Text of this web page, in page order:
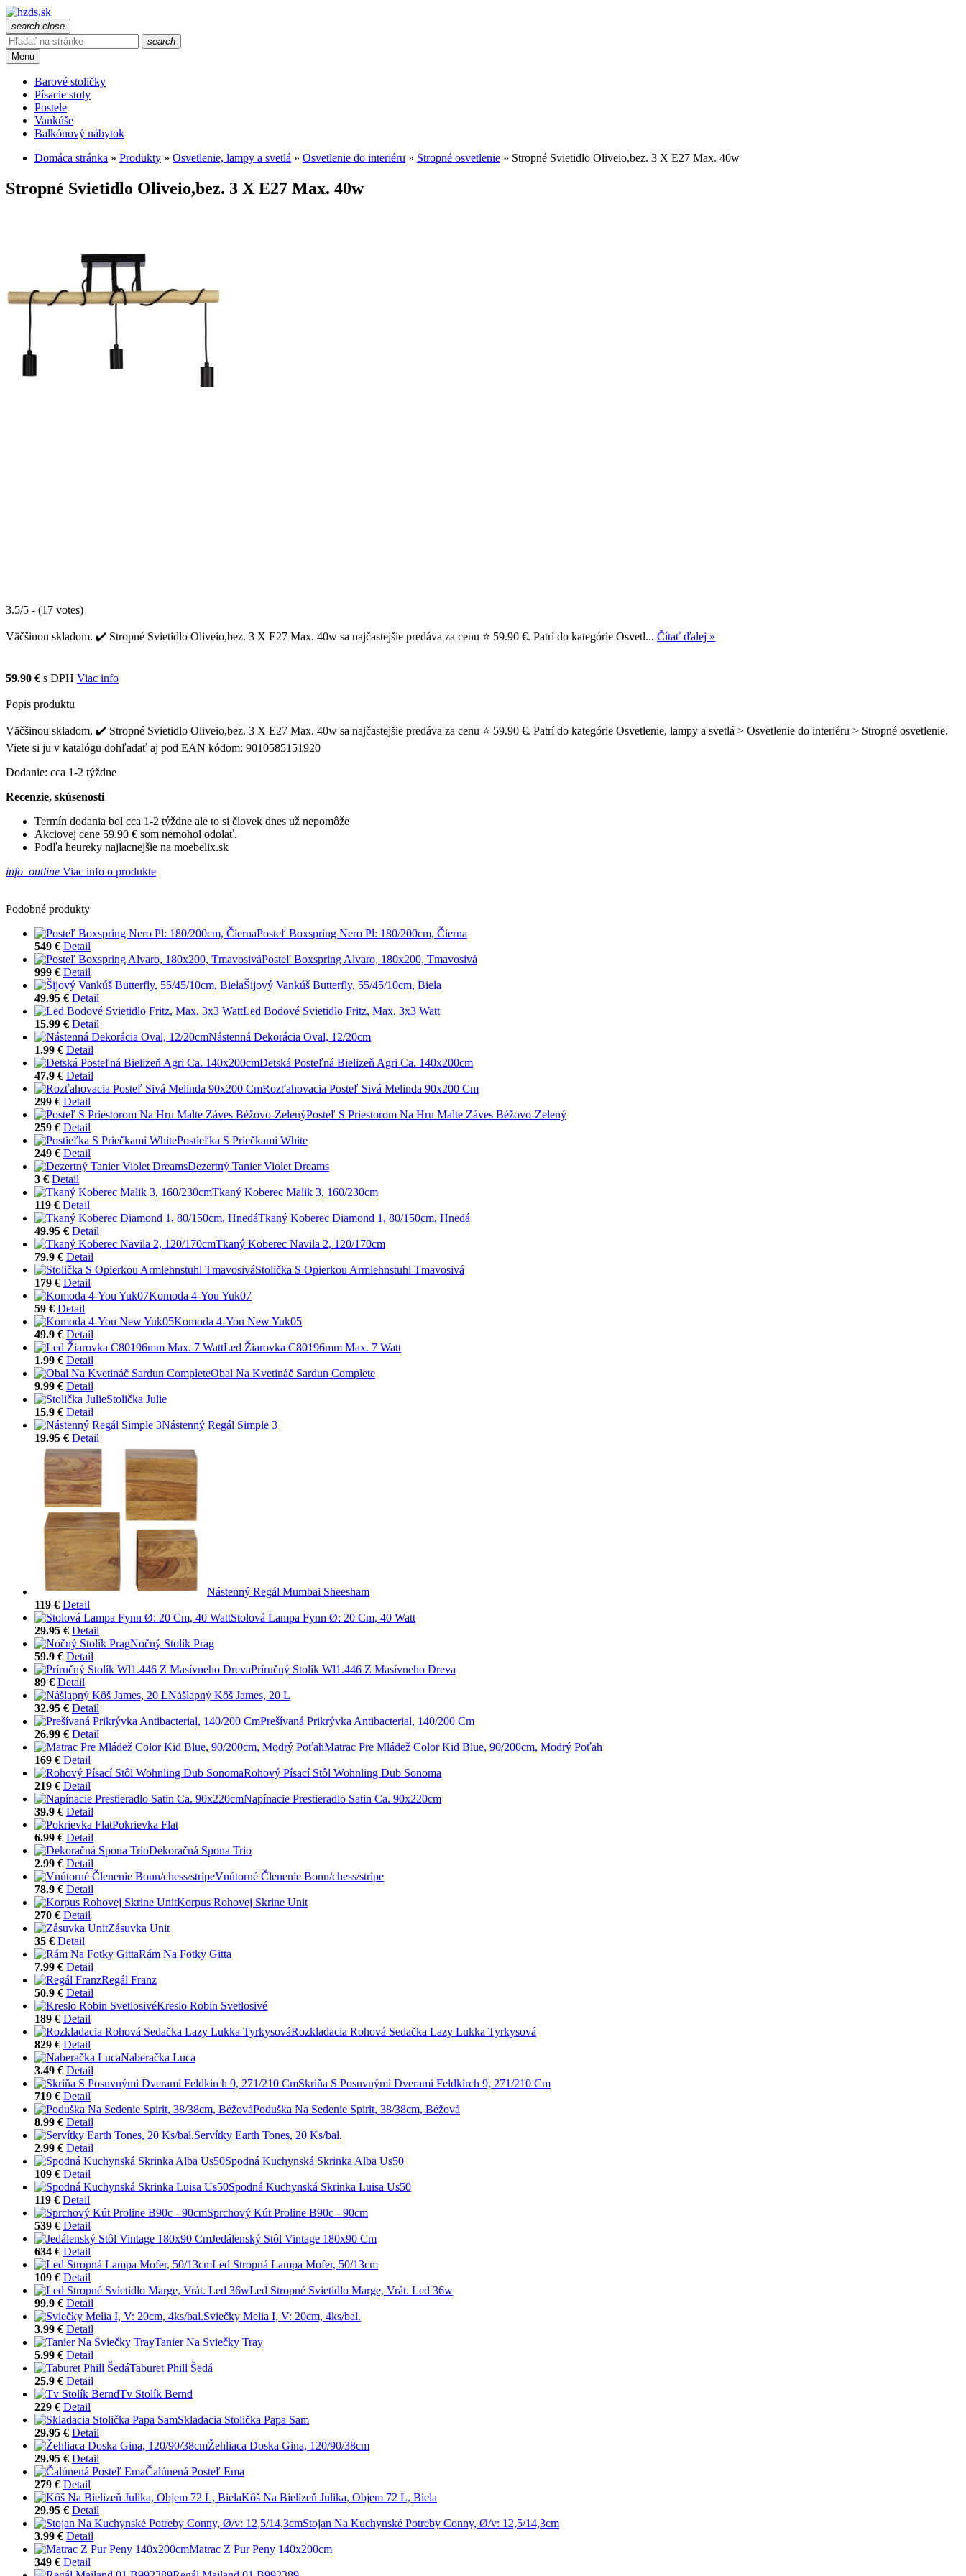
search close
search
Menu
Barové stoličky
Písacie stoly
Postele
Vankúše
Balkónový nábytok
Domáca stránka » Produkty » Osvetlenie, lampy a svetlá » Osvetlenie do interiéru » Stropné osvetlenie » Stropné Svietidlo Oliveio,bez. 3 X E27 Max. 40w
Stropné Svietidlo Oliveio,bez. 3 X E27 Max. 40w
3.5/5 - (17 votes)
Väčšinou skladom. ✔️ Stropné Svietidlo Oliveio,bez. 3 X E27 Max. 40w sa najčastejšie predáva za cenu ⭐ 59.90 €. Patrí do kategórie Osvetl... Čítať ďalej »
59.90 € s DPH Viac info
Popis produktu
Väčšinou skladom. ✔️ Stropné Svietidlo Oliveio,bez. 3 X E27 Max. 40w sa najčastejšie predáva za cenu ⭐ 59.90 €. Patrí do kategórie Osvetlenie, lampy a svetlá > Osvetlenie do interiéru > Stropné osvetlenie.
Viete si ju v katalógu dohľadať aj pod EAN kódom: 9010585151920
Dodanie: cca 1-2 týždne
Recenzie, skúsenosti
Termín dodania bol cca 1-2 týždne ale to si človek dnes už nepomôže
Akciovej cene 59.90 € som nemohol odolať.
Podľa heureky najlacnejšie na moebelix.sk
info_outline Viac info o produkte
Podobné produkty
Posteľ Boxspring Nero Pl: 180/200cm, Čierna
549 € Detail
Posteľ Boxspring Alvaro, 180x200, Tmavosivá
999 € Detail
Šijový Vankúš Butterfly, 55/45/10cm, Biela
49.95 € Detail
Led Bodové Svietidlo Fritz, Max. 3x3 Watt
15.99 € Detail
Nástenná Dekorácia Oval, 12/20cm
1.99 € Detail
Detská Posteľná Bielizeň Agri Ca. 140x200cm
47.9 € Detail
Rozťahovacia Posteľ Sivá Melinda 90x200 Cm
299 € Detail
Posteľ S Priestorom Na Hru Malte Záves Béžovo-Zelený
259 € Detail
Postieľka S Priečkami White
249 € Detail
Dezertný Tanier Violet Dreams
3 € Detail
Tkaný Koberec Malik 3, 160/230cm
119 € Detail
Tkaný Koberec Diamond 1, 80/150cm, Hnedá
49.95 € Detail
Tkaný Koberec Navila 2, 120/170cm
79.9 € Detail
Stolička S Opierkou Armlehnstuhl Tmavosivá
179 € Detail
Komoda 4-You Yuk07
59 € Detail
Komoda 4-You New Yuk05
49.9 € Detail
Led Žiarovka C80196mm Max. 7 Watt
1.99 € Detail
Obal Na Kvetináč Sardun Complete
9.99 € Detail
Stolička Julie
15.9 € Detail
Nástenný Regál Simple 3
19.95 € Detail
Nástenný Regál Mumbai Sheesham
119 € Detail
Stolová Lampa Fynn Ø: 20 Cm, 40 Watt
29.95 € Detail
Nočný Stolík Prag
59.9 € Detail
Príručný Stolík Wl1.446 Z Masívneho Dreva
89 € Detail
Nášlapný Kôš James, 20 L
32.95 € Detail
Prešívaná Prikrývka Antibacterial, 140/200 Cm
26.99 € Detail
Matrac Pre Mládež Color Kid Blue, 90/200cm, Modrý Poťah
169 € Detail
Rohový Písací Stôl Wohnling Dub Sonoma
219 € Detail
Napínacie Prestieradlo Satin Ca. 90x220cm
39.9 € Detail
Pokrievka Flat
6.99 € Detail
Dekoračná Spona Trio
2.99 € Detail
Vnútorné Členenie Bonn/chess/stripe
78.9 € Detail
Korpus Rohovej Skrine Unit
270 € Detail
Zásuvka Unit
35 € Detail
Rám Na Fotky Gitta
7.99 € Detail
Regál Franz
50.9 € Detail
Kreslo Robin Svetlosivé
189 € Detail
Rozkladacia Rohová Sedačka Lazy Lukka Tyrkysová
829 € Detail
Naberačka Luca
3.49 € Detail
Skriňa S Posuvnými Dverami Feldkirch 9, 271/210 Cm
719 € Detail
Poduška Na Sedenie Spirit, 38/38cm, Béžová
8.99 € Detail
Servítky Earth Tones, 20 Ks/bal.
2.99 € Detail
Spodná Kuchynská Skrinka Alba Us50
109 € Detail
Spodná Kuchynská Skrinka Luisa Us50
119 € Detail
Sprchový Kút Proline B90c - 90cm
539 € Detail
Jedálenský Stôl Vintage 180x90 Cm
634 € Detail
Led Stropná Lampa Mofer, 50/13cm
109 € Detail
Led Stropné Svietidlo Marge, Vrát. Led 36w
99.9 € Detail
Sviečky Melia I, V: 20cm, 4ks/bal.
3.99 € Detail
Tanier Na Sviečky Tray
5.99 € Detail
Taburet Phill Šedá
25.9 € Detail
Tv Stolík Bernd
229 € Detail
Skladacia Stolička Papa Sam
29.95 € Detail
Žehliaca Doska Gina, 120/90/38cm
29.95 € Detail
Čalúnená Posteľ Ema
279 € Detail
Kôš Na Bielizeň Julika, Objem 72 L, Biela
29.95 € Detail
Stojan Na Kuchynské Potreby Conny, Ø/v: 12,5/14,3cm
3.99 € Detail
Matrac Z Pur Peny 140x200cm
349 € Detail